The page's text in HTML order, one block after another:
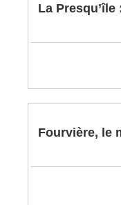
La
Fourvière, le